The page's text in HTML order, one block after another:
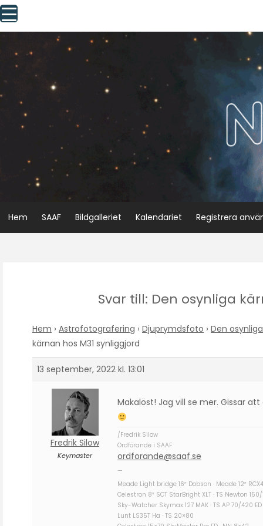
Skip
to
content
Hem SAAF Bildgalleriet Kalendariet Registrera
Svar till: Den osynliga
Hem › Astrofotografering › Djuprymdsfoto › Den
kärnan hos M31 synliggjord
13 september, 2022 kl. 13:01
Fredrik Silow
Keymaster
Makalöst! Jag vill se mer. Gissar
/Fredrik Silow
Ordförande i SAAF
ordforande@saaf.se
—
Meade Light bridge 16″ Dobson · Meade 12″
Celestron 8″ SCT StarBright XLT · TS Newton
Sky-Watcher Skymax 127 MAK · TS AP 70/420
Lunt LS35T Ha · TS 20×80